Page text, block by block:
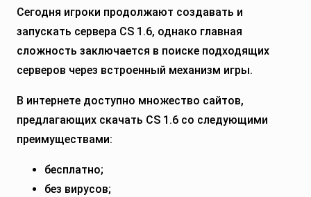
Сегодня игроки продолжают создавать и
запускать сервера CS 1.6, однако главная
сложность заключается в поиске подходящих
серверов через встроенный механизм игры.
В интернете доступно множество сайтов,
предлагающих скачать CS 1.6 со следующими
преимуществами:
бесплатно;
без вирусов;